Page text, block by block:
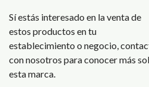
Sí estás interesado en la venta de
estos productos en tu
establecimiento o negocio,
con nosotros para conocer más
esta marca.